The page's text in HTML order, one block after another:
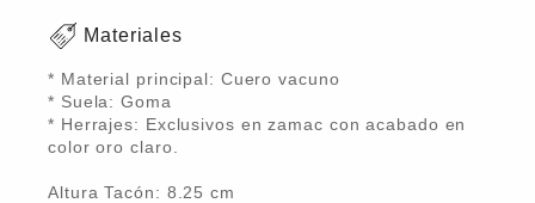
Materiales
* Material principal: Cuero vacuno
* Suela: Goma
* Herrajes: Exclusivos en zamac con acabado en
color oro claro.
Altura Tacón: 8.25 cm